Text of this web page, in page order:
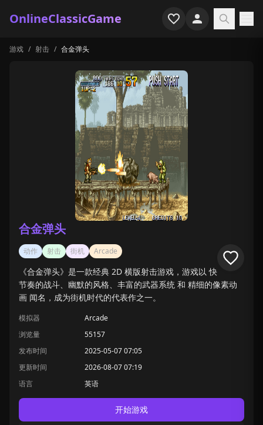
OnlineClassicGame
首页
游戏专题
最近玩过
游戏 / 射击 / 合金弹头
合金弹头
动作 射击 街机 Arcade
《合金弹头》是一款经典 2D 横版射击游戏，游戏以 快
节奏的战斗、幽默的风格、丰富的武器系统 和 精细的像素动
画 闻名，成为街机时代的代表作之一。
模拟器
Arcade
浏览量
55157
发布时间
2025-05-07 07:05
更新时间
2026-08-07 07:19
语言
英语
开始游戏